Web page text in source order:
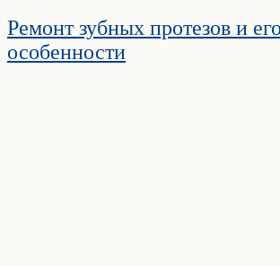
Ремонт зубных протезов и его
особенности